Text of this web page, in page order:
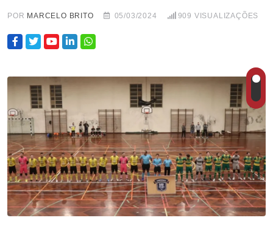
POR MARCELO BRITO 05/03/2024 909 VISUALIZAÇÕES